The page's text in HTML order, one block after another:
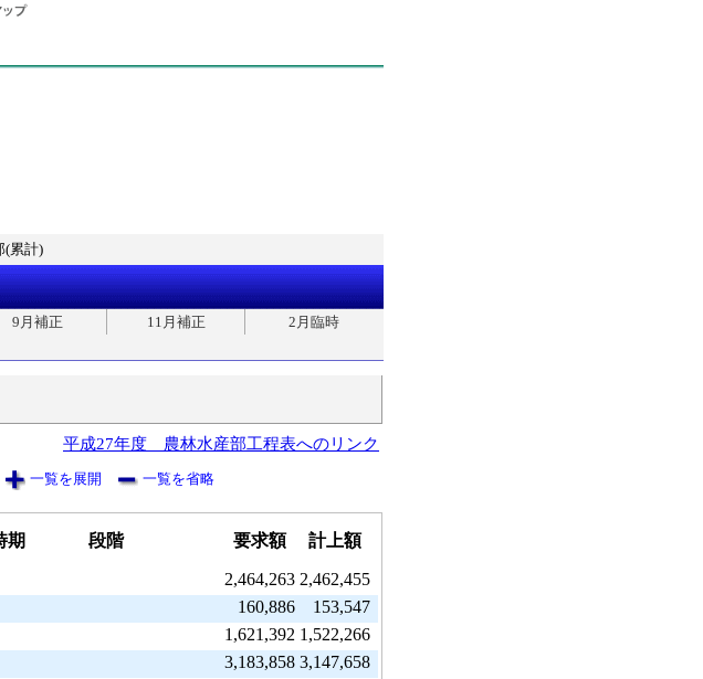
(累計)
9月補正 11月補正
2月臨時
平成27年度 農林水産部工程表へのリンク
一覧を展開 一覧を省略
期 段階 要求額 計上額
2,464,263 2,462,455
160,886
153,547
1,621,392 1,522,266
3,183,858 3,147,658